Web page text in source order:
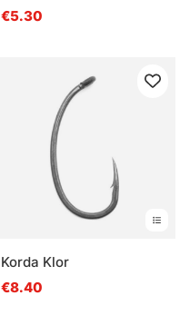
€5.30
Korda Klor
€8.40